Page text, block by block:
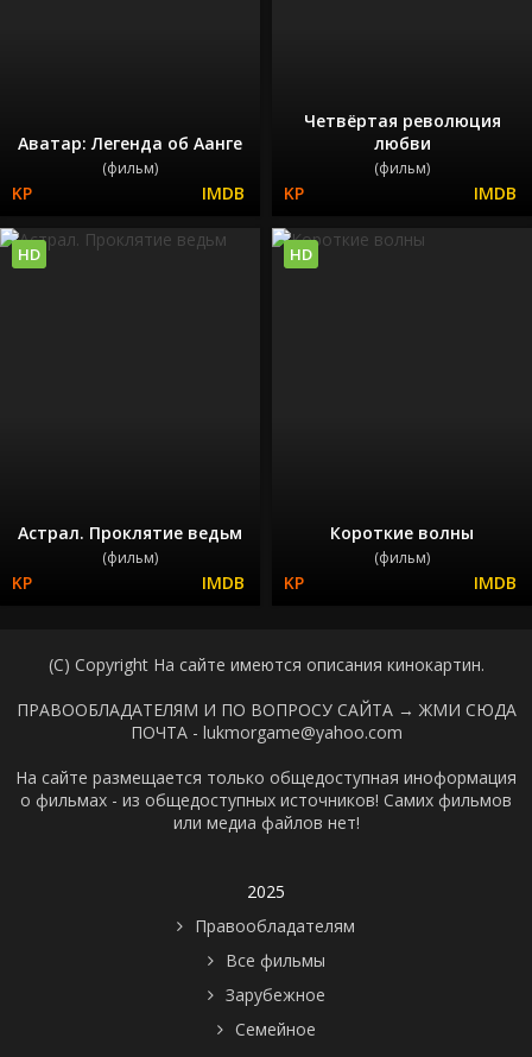
Аватар: Легенда об Аанге
(фильм)
Четвёртая революция
любви
(фильм)
Астрал. Проклятие ведьм
(фильм)
HD
Короткие волны
(фильм)
HD
(C) Copyright На сайте имеются описания кинокартин.
ПРАВООБЛАДАТЕЛЯМ И ПО ВОПРОСУ САЙТА → ЖМИ СЮДА
ПОЧТА - lukmorgame@yahoo.com
На сайте размещается только общедоступная иноформация
о фильмах - из общедоступных источников! Самих фильмов
или медиа файлов нет!
2025
Правообладателям
Все фильмы
Зарубежное
Семейное